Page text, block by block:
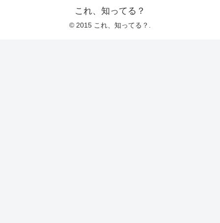
これ、知ってる？
© 2015 これ、知ってる？.